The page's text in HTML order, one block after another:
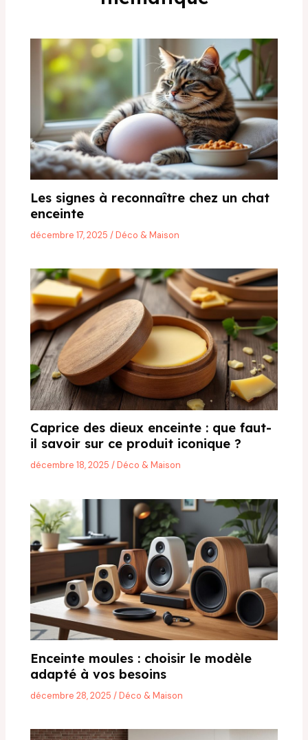
Les signes à reconnaître chez un chat
enceinte
décembre 17, 2025/Déco & Maison
Caprice des dieux enceinte : que faut-
il savoir sur ce produit iconique ?
décembre 18, 2025/Déco & Maison
Enceinte moules : choisir le modèle
adapté à vos besoins
décembre 28, 2025/Déco & Maison